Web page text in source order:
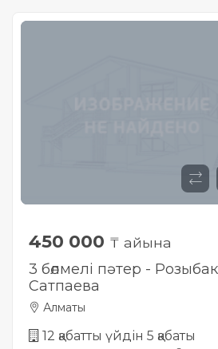
450 000 ₸ айына
3 бөлмелі пәтер -
Сатпаева
Алматы
12 қабатты үйдін 5 қабаты